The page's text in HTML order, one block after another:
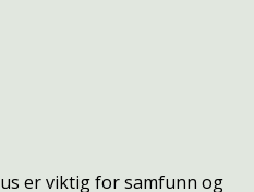
er viktig for samfunn og